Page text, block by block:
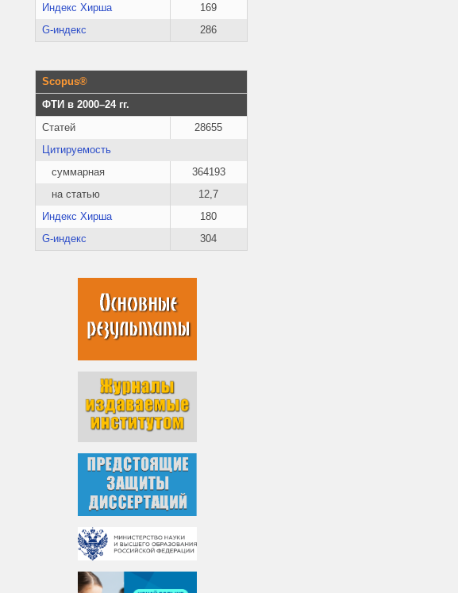
Индекс Хирша
169
G-индекс
286
Scopus®
ФТИ в 2000–24 гг.
Статей
28655
Цитируемость
суммарная
364193
на статью
12,7
Индекс Хирша
180
G-индекс
304